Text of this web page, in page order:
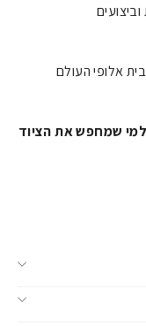
אלופי העולם
שמחפש את הציוד